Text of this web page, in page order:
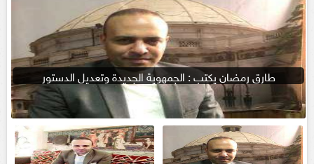
طارق رمضان يكتب : الجمهوية الجديدة وتعديل الدستور